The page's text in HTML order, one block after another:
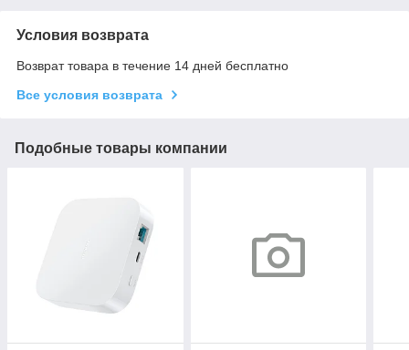
Условия возврата
Возврат товара в течение 14 дней бесплатно
Все условия возврата
Подобные товары компании